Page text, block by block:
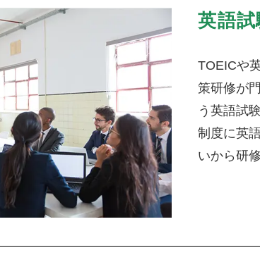
英語試
TOEICや
策研修が
う英語試
制度に英
いから研